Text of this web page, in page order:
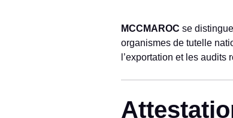
MCCMAROC se
organismes de tutelle
l’exportation et les audits